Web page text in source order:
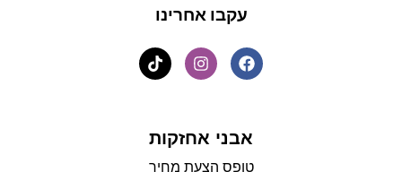
עקבו אחרינו
אבני אחזקות
טופס הצעת מחיר